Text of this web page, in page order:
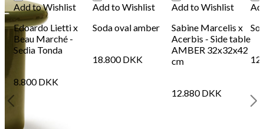
Add to Wishlist
Edoardo Lietti x
Beau Marché -
Sedia Tonda
8.800DKK
Add to Wishlist
Soda oval amber
18.800DKK
Add to Wishlist
Sabine Marcelis x
Acerbis - Side table
AMBER 32x32x42
cm
12.880DKK